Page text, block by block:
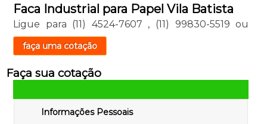
Faca Industrial para Papel Vila Batista
Ligue para (11) 4524-7607 , (11) 99830-5519 ou
faça uma cotação
Faça sua cotação
Informações Pessoais